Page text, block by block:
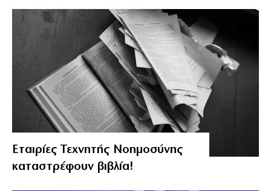
Εταιρίες Τεχνητής Νοημοσύνης
καταστρέφουν βιβλία!